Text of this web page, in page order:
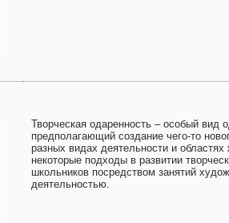
Творческая одаренность – особый вид
предполагающий создание чего-то
разных видах деятельности и
некоторые подходы в развитии
школьников посредством занятий
деятельностью.